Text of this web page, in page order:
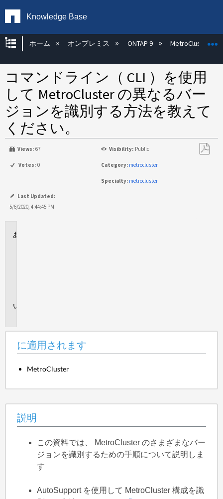
Knowledge Base
グローバル階層を展開/折りたたむ
ホーム オンプレミス ONTAP 9 MetroCluster
コマンドライン（ CLI ）を使用
して MetroCluster の異なるバー
ジョンを識別する方法を教えて
ください。
Views: 67 Visibility: Public
Votes: 0 Category: metrocluster
Specialty: metrocluster
Last Updated:
5/6/2020, 4:44:45 PM
に適用されます
MetroCluster
説明
この資料では、 MetroCluster のさまざまなバー
ジョンを識別するための手順について説明しま
す
AutoSupport を使用して MetroCluster 構成を識